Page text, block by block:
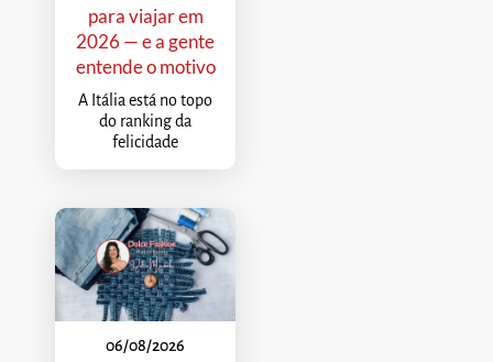
para viajar em
2026 — e a gente
entende o motivo
A Itália está no topo
do ranking da
felicidade
06/08/2026